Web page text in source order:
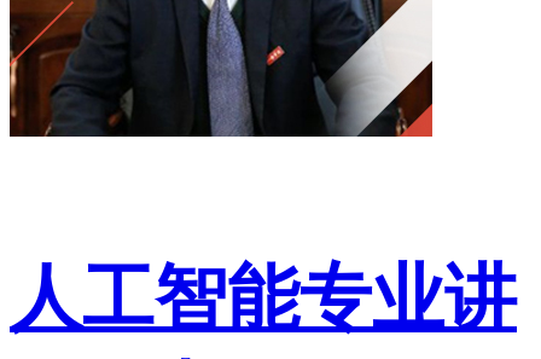
人工智能专业讲